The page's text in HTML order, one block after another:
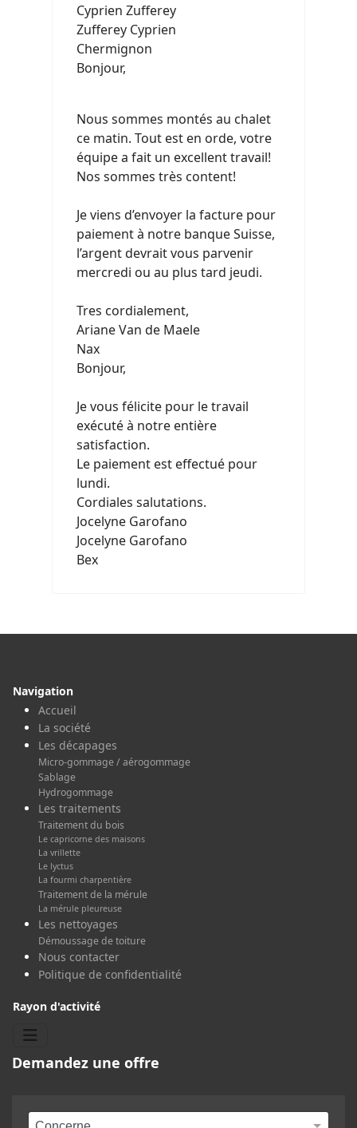
Cyprien Zufferey
Zufferey Cyprien
Chermignon
Bonjour,
Nous sommes montés au chalet
ce matin. Tout est en orde, votre
équipe a fait un excellent travail!
Nos sommes très content!
Je viens d’envoyer la facture pour
paiement à notre banque Suisse,
l’argent devrait vous parvenir
mercredi ou au plus tard jeudi.
Tres cordialement,
Ariane Van de Maele
Nax
Bonjour,
Je vous félicite pour le travail
exécuté à notre entière
satisfaction.
Le paiement est effectué pour
lundi.
Cordiales salutations.
Jocelyne Garofano
Jocelyne Garofano
Bex
Navigation
Accueil
La société
Les décapages
Micro-gommage / aérogommage
Sablage
Hydrogommage
Les traitements
Traitement du bois
Le capricorne des maisons
La vrillette
Le lyctus
La fourmi charpentière
Traitement de la mérule
La mérule pleureuse
Les nettoyages
Démoussage de toiture
Nous contacter
Politique de confidentialité
Rayon d'activité
Demandez une offre